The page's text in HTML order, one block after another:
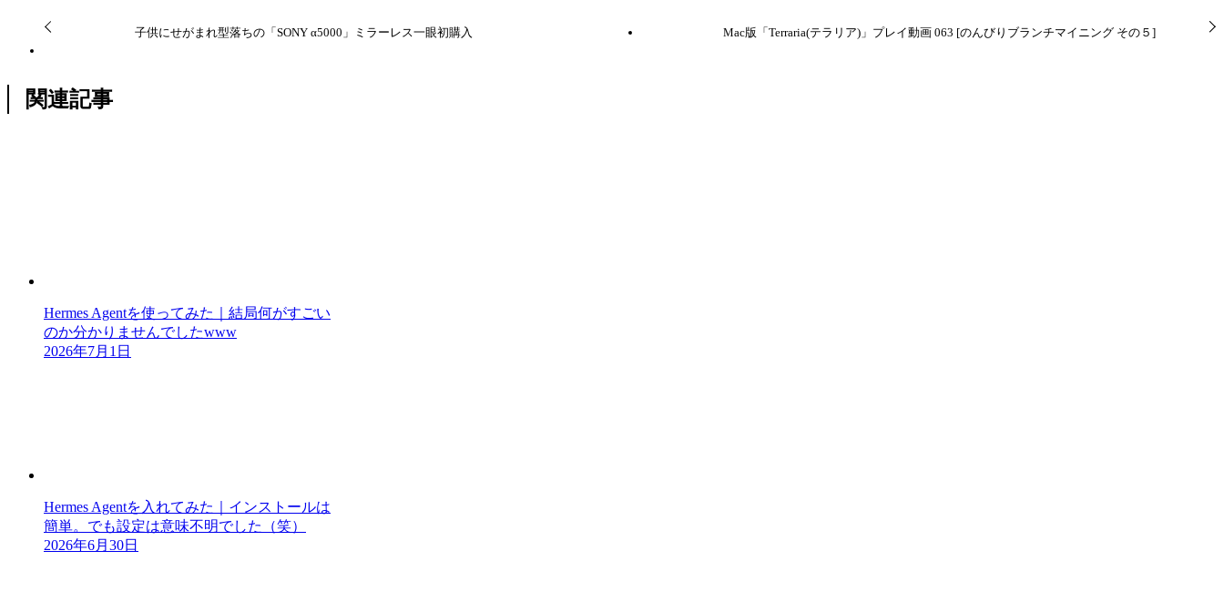
子供にせがまれ型落ちの「SONY α5000」ミラーレス一眼初購入 Mac版「Terraria(テラリア)」プレイ動画 063 [のんびりブランチマイニング その５]
関連記事
Hermes Agentを使ってみた｜結局何がすごい
のか分かりませんでしたwww
2026年7月1日
Hermes Agentを入れてみた｜インストールは
簡単。でも設定は意味不明でした（笑）
2026年6月30日